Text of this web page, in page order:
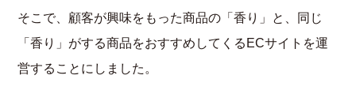
そこで、顧客が興味をもった商品の「香り」と、同じ
「香り」がする商品をおすすめしてくるECサイトを運
営することにしました。